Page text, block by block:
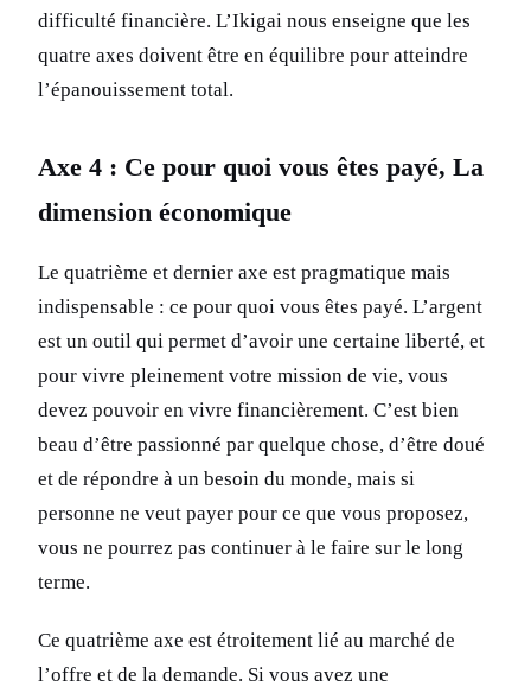
difficulté financière. L’Ikigai nous enseigne que les
quatre axes doivent être en équilibre pour atteindre
l’épanouissement total.
Axe 4 : Ce pour quoi vous êtes payé, La
dimension économique
Le quatrième et dernier axe est pragmatique mais
indispensable : ce pour quoi vous êtes payé. L’argent
est un outil qui permet d’avoir une certaine liberté, et
pour vivre pleinement votre mission de vie, vous
devez pouvoir en vivre financièrement. C’est bien
beau d’être passionné par quelque chose, d’être doué
et de répondre à un besoin du monde, mais si
personne ne veut payer pour ce que vous proposez,
vous ne pourrez pas continuer à le faire sur le long
terme.
Ce quatrième axe est étroitement lié au marché de
l’offre et de la demande. Si vous avez une